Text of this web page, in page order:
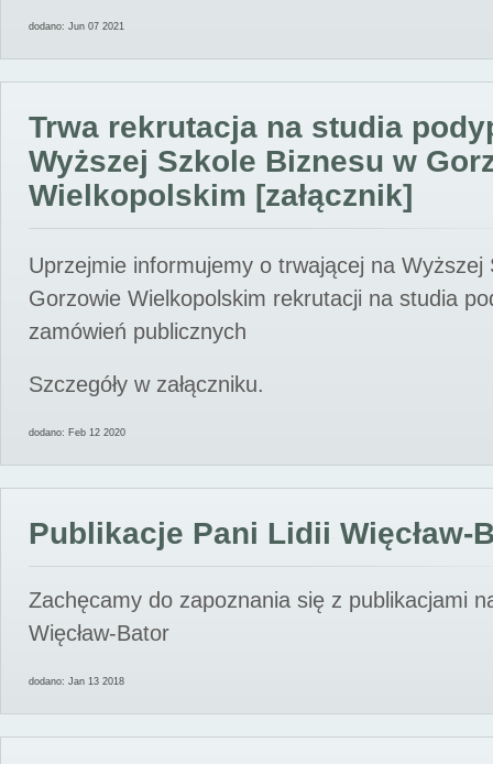
dodano: Jun 07 2021
Trwa rekrutacja na studia
Wyższej Szkole Biznesu w
Wielkopolskim [załącznik]
Uprzejmie informujemy o trwającej na Wyższej
Gorzowie Wielkopolskim rekrutacji na studia
zamówień publicznych
Szczegóły w załączniku.
dodano: Feb 12 2020
Publikacje Pani Lidii Więcław-
Zachęcamy do zapoznania się z publikacjami
Więcław-Bator
dodano: Jan 13 2018